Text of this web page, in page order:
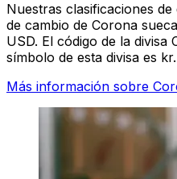
Nuestras clasificaciones
de cambio de Corona
USD. El código de la divisa
símbolo de esta divisa es kr.
Más información sobre